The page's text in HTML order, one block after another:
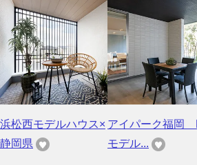
浜松西モデルハウス×
静岡県
アイパーク福岡
モデル...